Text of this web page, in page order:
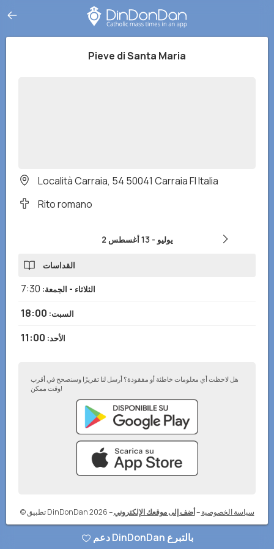
Pieve di Santa Maria
Località Carraia, 54 50041 Carraia FI Italia
Rito romano
2 يوليو -13 أغسطس
القداسات
الثلاثاء - الجمعة:
7:30
السبت:
18:00
الأحد:
11:00
هل لاحظت أي معلومات خاطئة أو مفقودة؟ أرسل لنا تقريرًا وسنصحح في أقرب
وقت ممكن!
© تطبيق DinDonDan 2026– سياسة الخصوصية –أضف إلى موقعك الإلكتروني
دعم DinDonDan بالتبرع